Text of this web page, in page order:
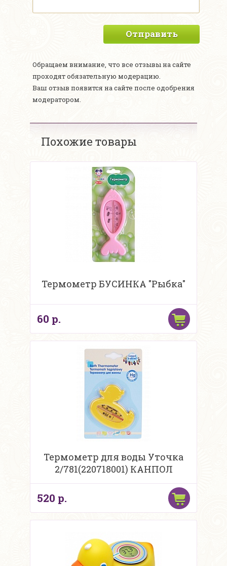
Отправить
Обращаем внимание, что все отзывы на сайте
проходят обязательную модерацию.
Ваш отзыв появится на сайте после одобрения
модератором.
Похожие товары
Термометр БУСИНКА "Рыбка"
60 р.
Термометр для воды Уточка
2/781(220718001) КАНПОЛ
520 р.